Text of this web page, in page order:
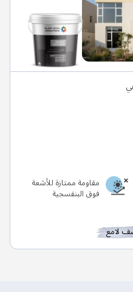
مقاومة ممتازة للأشعة
فوق البنفسجية
لامع